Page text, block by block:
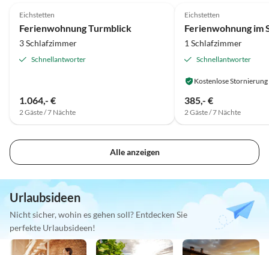
Eichstetten
Ferienwohnung Turmblick
3 Schlafzimmer
Schnellantworter
1.064,- €
2 Gäste / 7 Nächte
Eichstetten
Ferienwohnung im
1 Schlafzimmer
Schnellantworter
Kostenlose Stornierung
385,- €
2 Gäste / 7 Nächte
Alle anzeigen
Urlaubsideen
Nicht sicher, wohin es gehen soll? Entdecken Sie
perfekte Urlaubsideen!